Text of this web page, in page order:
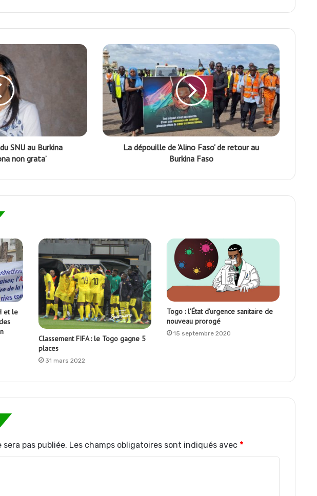
SNU au Burkina
non grata’
La dépouille de 'Alino Faso' de retour au
Burkina Faso
et le
Classement FIFA : le Togo gagne 5
places
31 mars 2022
Togo : l’État d’urgence sanitaire de
nouveau prorogé
15 septembre 2020
pas publiée. Les champs obligatoires sont indiqués avec *